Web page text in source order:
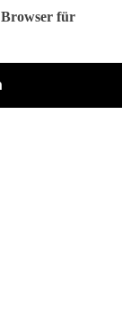
Browser für